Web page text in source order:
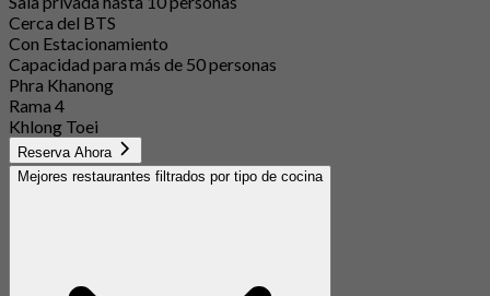
Cerca del BTS
Con Estacionamiento
Capacidad para más de 50 personas
Phra Khanong
Rama 4
Khlong Toei
Reserva Ahora
Mejores restaurantes filtrados por tipo de cocina